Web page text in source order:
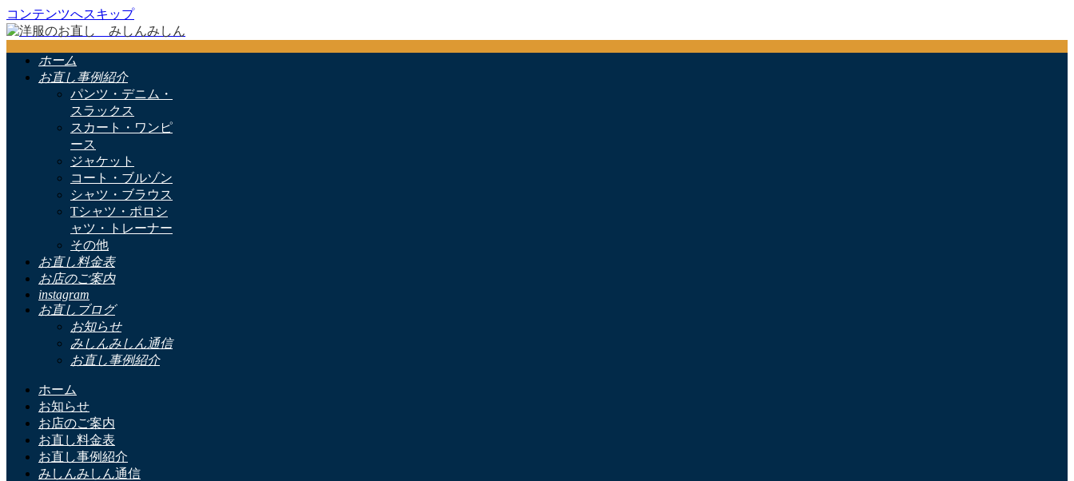
コンテンツへスキップ
ホーム
お直し事例紹介
パンツ・デニム・
スラックス
スカート・ワンピ
ース
ジャケット
コート・ブルゾン
シャツ・ブラウス
Tシャツ・ポロシ
ャツ・トレーナー
その他
お直し料金表
お店のご案内
instagram
お直しブログ
お知らせ
みしんみしん通信
お直し事例紹介
ホーム
お知らせ
お店のご案内
お直し料金表
お直し事例紹介
みしんみしん通信